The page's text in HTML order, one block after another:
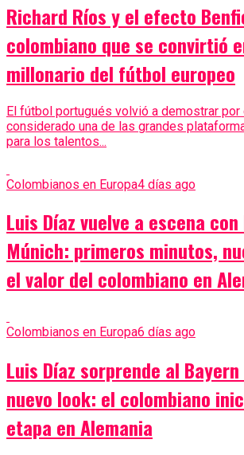
Richard Ríos y el efecto
colombiano que se convirtió
millonario del fútbol europeo
El fútbol portugués volvió a demostrar por
considerado una de las grandes
para los talentos...
Colombianos en Europa4 días ago
Luis Díaz vuelve a escena
Múnich: primeros minutos,
el valor del colombiano en
Colombianos en Europa6 días ago
Luis Díaz sorprende al
nuevo look: el colombiano
etapa en Alemania